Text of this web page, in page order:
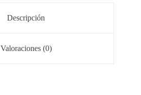
Descripción
Valoraciones (0)